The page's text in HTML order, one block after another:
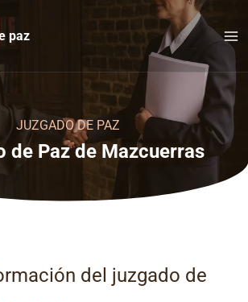
paz
JUZGADO DE PAZ
de Paz de Mazcuerras
del juzgado de